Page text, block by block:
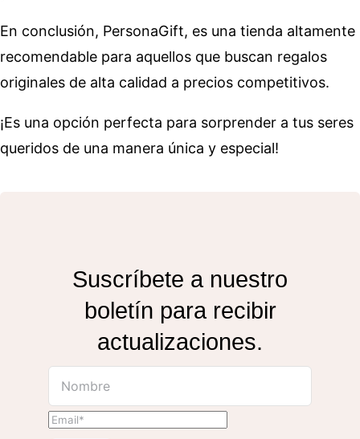
En conclusión, PersonaGift, es una tienda altamente
recomendable para aquellos que buscan regalos
originales de alta calidad a precios competitivos.
¡Es una opción perfecta para sorprender a tus seres
queridos de una manera única y especial!
Suscríbete a nuestro
boletín para recibir
actualizaciones.